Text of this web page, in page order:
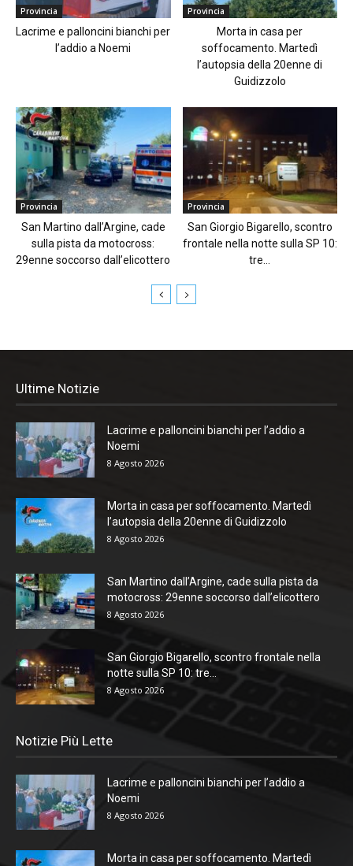
Provincia
Lacrime e palloncini bianchi per
l’addio a Noemi
Provincia
Morta in casa per
soffocamento. Martedì
l’autopsia della 20enne di
Guidizzolo
Provincia
San Martino dall’Argine, cade
sulla pista da motocross:
29enne soccorso dall’elicottero
Provincia
San Giorgio Bigarello, scontro
frontale nella notte sulla SP 10:
tre...
Ultime Notizie
Lacrime e palloncini bianchi per l’addio a
Noemi
8 Agosto 2026
Morta in casa per soffocamento. Martedì
l’autopsia della 20enne di Guidizzolo
8 Agosto 2026
San Martino dall’Argine, cade sulla pista da
motocross: 29enne soccorso dall’elicottero
8 Agosto 2026
San Giorgio Bigarello, scontro frontale nella
notte sulla SP 10: tre...
8 Agosto 2026
Notizie Più Lette
Lacrime e palloncini bianchi per l’addio a
Noemi
8 Agosto 2026
Morta in casa per soffocamento. Martedì